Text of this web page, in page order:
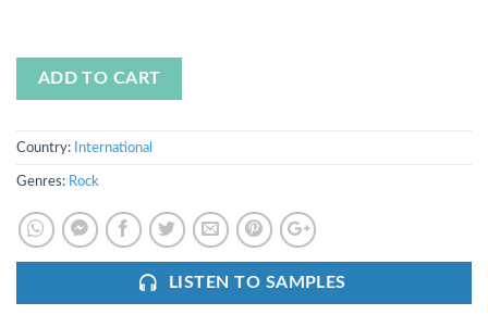
ADD TO CART
Country: International
Genres: Rock
LISTEN TO SAMPLES